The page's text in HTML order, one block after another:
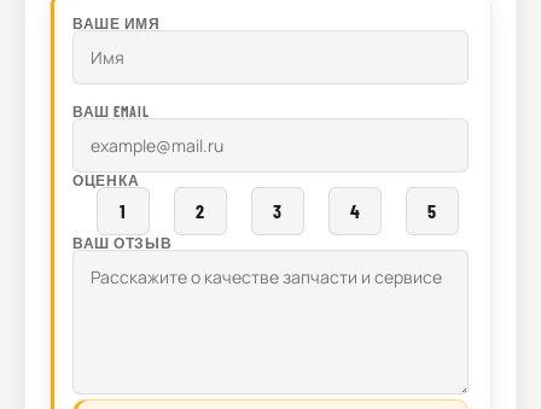
ВАШЕ ИМЯ
ВАШ EMAIL
ОЦЕНКА
1 2 3 4 5
ВАШ ОТЗЫВ